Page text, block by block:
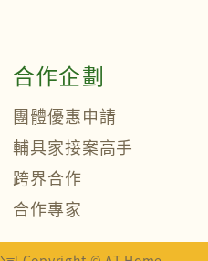
合作企劃
團體優惠申請
輔具家接案高手
跨界合作
合作專家